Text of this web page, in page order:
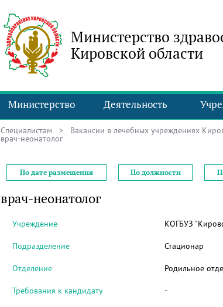
Министерство
Кировской области
Министерство Деятельность
Специалистам > Вакансии в лечебных учреждениях
врач-неонатолог
По дате размещения По должности
врач-неонатолог
Учреждение КОГБУЗ
Подразделение Стационар
Отделение Родильное
Требования к кандидату -